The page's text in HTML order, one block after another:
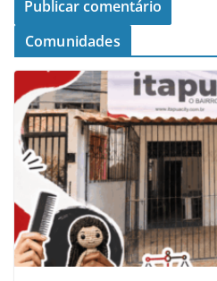
Comunidades